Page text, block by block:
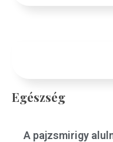
Egészség
A pajzsmirigy